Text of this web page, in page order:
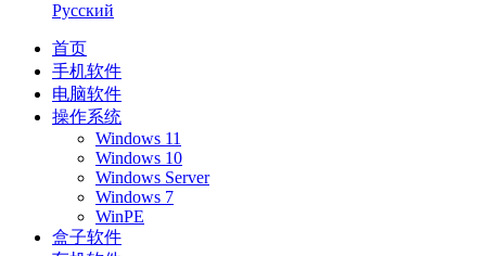
Русский
首页
手机软件
电脑软件
操作系统
Windows 11
Windows 10
Windows Server
Windows 7
WinPE
盒子软件